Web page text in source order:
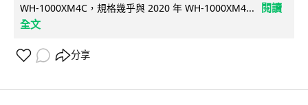
WH-1000XM4C，規格幾乎與 2020 年 WH-1000XM4...
閱讀
全文
分享